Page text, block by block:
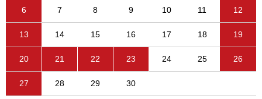
6 7 8 9 10 11 12
13 14 15 16 17 18 19
20 21 22 23 24 25 26
27 28 29 30